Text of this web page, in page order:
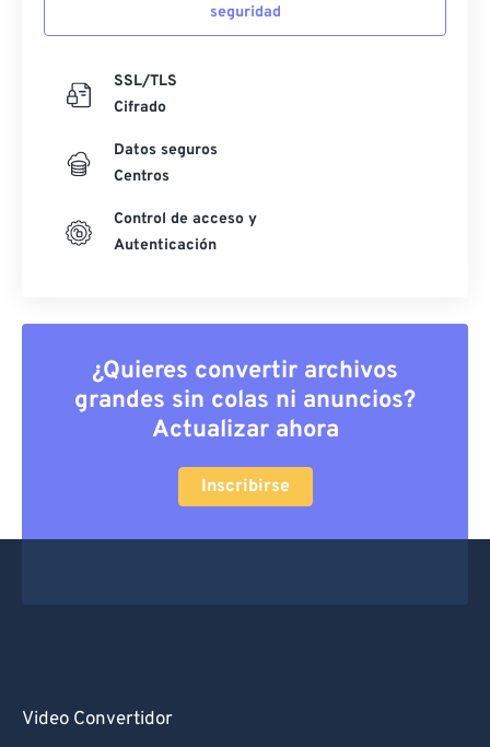
seguridad
SSL/TLS
Cifrado
Datos seguros
Centros
Control de acceso y
Autenticación
¿Quieres convertir archivos
grandes sin colas ni anuncios?
Actualizar ahora
Inscribirse
Video Convertidor